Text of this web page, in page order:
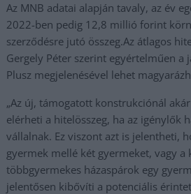
Az MNB adatai alapján tavaly, az év
2022-ben pedig 12,8 millió forint
szerződésre jutó összeg.Az átlagos
Gergely Péter szerint egyértelműen a
Plusz megjelenésével lehet
„Az új, támogatott konstrukciónál
elérheti a hitelösszeg, ha az igénylők
vállalnak. Ez viszont azt is jelentheti,
gyermek mellé két gyermeket, vagy a
többgyermekes házaspárok egy
jelentősen kibővíti a potenciális